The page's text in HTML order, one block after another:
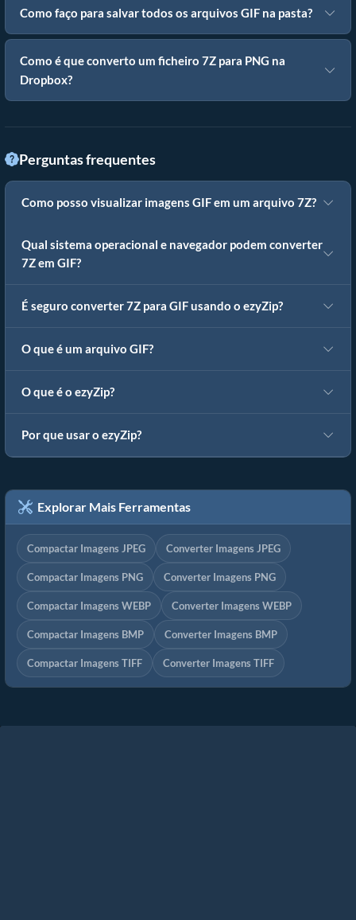
Como faço para salvar todos os arquivos GIF na pasta?
Como é que converto um ficheiro 7Z para PNG na
Dropbox?
Perguntas frequentes
Como posso visualizar imagens GIF em um arquivo 7Z?
Qual sistema operacional e navegador podem converter
7Z em GIF?
É seguro converter 7Z para GIF usando o ezyZip?
O que é um arquivo GIF?
O que é o ezyZip?
Por que usar o ezyZip?
Explorar Mais Ferramentas
Compactar Imagens JPEG Converter Imagens JPEG
Compactar Imagens PNG Converter Imagens PNG
Compactar Imagens WEBP Converter Imagens WEBP
Compactar Imagens BMP Converter Imagens BMP
Compactar Imagens TIFF Converter Imagens TIFF